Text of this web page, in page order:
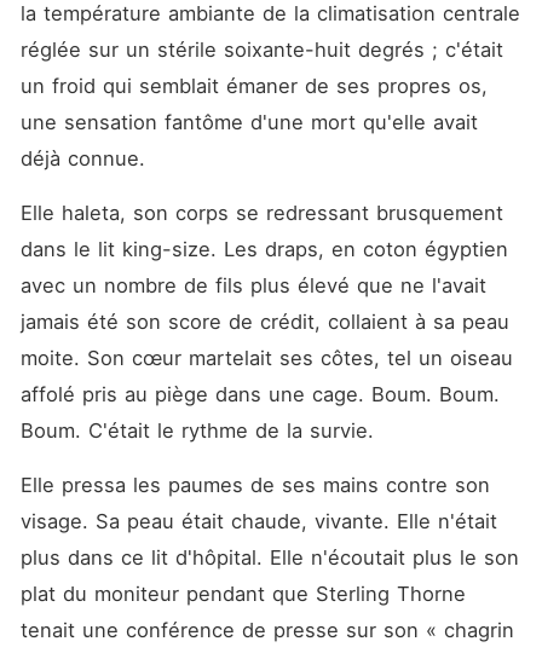
valise usée, et le monde
entier s'est préparé à voir la
"fille du ghetto" sombrer
dans l'oubli total. Ils ne
pas seulement Lueur,
plus grands rivaux. Au lieu
de pleurer, je suis montée
dans la Maybach de son
oncle redouté, Chardon, et
j'ai appuyé sur une seule
touche de mon téléphone.
En une seconde, les
serveurs d'Acier ont fondu,
et sa fortune est devenue la
mienne. Le roi est mort, vive
la reine.
la température ambiante de la climatisation centrale
réglée sur un stérile soixante-huit degrés ; c'était
un froid qui semblait émaner de ses propres os,
une sensation fantôme d'une mort qu'elle avait
déjà connue.
Elle haleta, son corps se redressant brusquement
dans le lit king-size. Les draps, en coton égyptien
avec un nombre de fils plus élevé que ne l'avait
jamais été son score de crédit, collaient à sa peau
moite. Son cœur martelait ses côtes, tel un oiseau
affolé pris au piège dans une cage. Boum. Boum.
Boum. C'était le rythme de la survie.
Elle pressa les paumes de ses mains contre son
visage. Sa peau était chaude, vivante. Elle n'était
plus dans ce lit d'hôpital. Elle n'écoutait plus le son
plat du moniteur pendant que Sterling Thorne
tenait une conférence de presse sur son « chagrin